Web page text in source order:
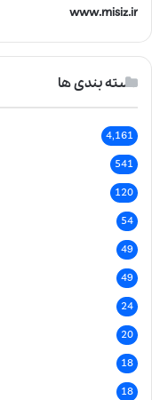
www.misiz.ir
دسته بندی ها
4,161
541
120
54
49
49
24
20
18
18